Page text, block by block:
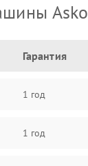
Asko
Гарантия
1 год
1 год